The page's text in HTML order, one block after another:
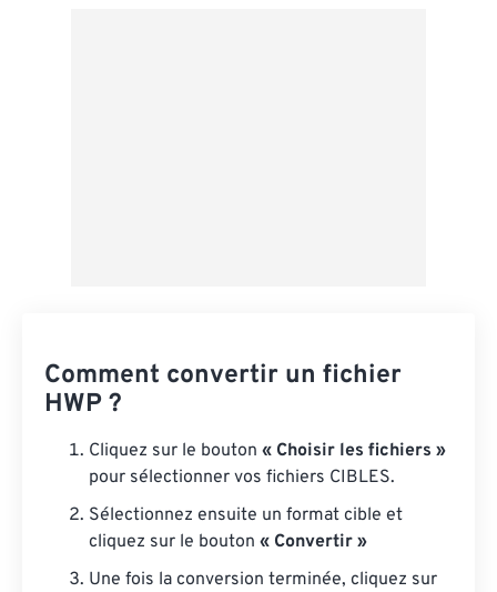
Comment convertir un fichier
HWP ?
Cliquez sur le bouton « Choisir les fichiers »
pour sélectionner vos fichiers CIBLES.
Sélectionnez ensuite un format cible et
cliquez sur le bouton « Convertir »
Une fois la conversion terminée, cliquez sur